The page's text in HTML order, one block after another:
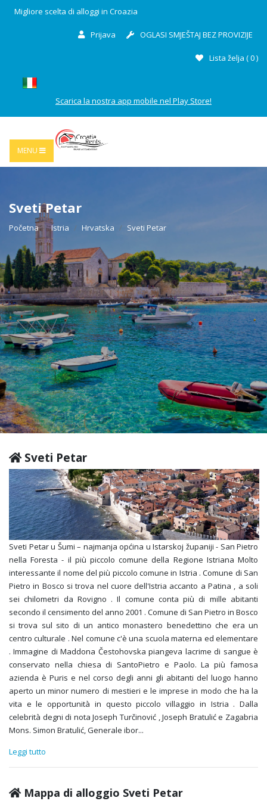
Migliore scelta di alloggi in Croazia
Prijava OGLASI SMJEŠTAJ BEZ PROVIZIJE
Lista želja (0)
Scarica la nostra app mobile nel Play Store!
MENU
Sveti Petar
Početna Istria Hrvatska Sveti Petar
Sveti Petar
Sveti Petar u Šumi – najmanja općina u Istarskoj županiji - San Pietro
nella Foresta - il più piccolo comune della Regione Istriana Molto
interessante il nome del più piccolo comune in Istria . Comune di San
Pietro in Bosco si trova nel cuore dell'Istria accanto a Patina , a soli
sei chilometri da Rovigno . Il comune conta più di mille abitanti
secondo il censimento del anno 2001 . Comune di San Pietro in Bosco
si trova sul sito di un antico monastero benedettino che era un
centro culturale . Nel comune c'è una scuola materna ed elementare
. Immagine di Maddona Čestohovska piangeva lacrime di sangue è
conservato nella chiesa di SantoPietro e Paolo. La più famosa
azienda è Puris e nel corso degli anni gli abitanti del luogo hanno
aperto un minor numero di mestieri e le imprese in modo che ha la
vita e le opportunità in questo piccolo villaggio in Istria . Dalla
celebrità degni di nota Joseph Turčinović , Joseph Bratulić e Zagabria
Mons. Simon Bratulić, Generale ibor...
Leggi tutto
Mappa di alloggio Sveti Petar